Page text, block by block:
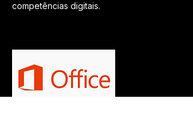
competências digitais.